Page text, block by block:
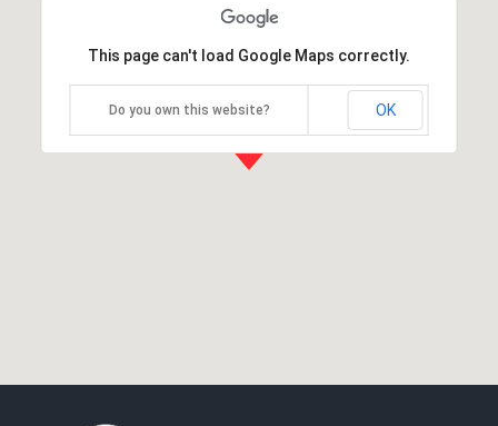
This page can't load Google Maps correctly.
Do you own this website? OK